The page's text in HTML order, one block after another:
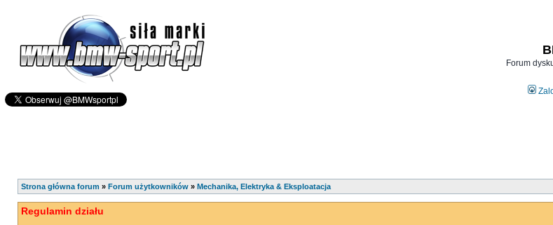
Forum
Strona główna forum » Forum użytkowników » Mechanika, Elektryka & Eksploatacja
Regulamin działu